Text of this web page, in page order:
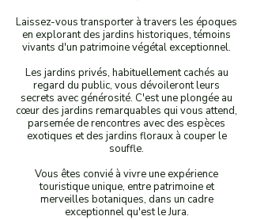
Laissez-vous transporter à travers les époques
en explorant des jardins historiques, témoins
vivants d'un patrimoine végétal exceptionnel.
Les jardins privés, habituellement cachés au
regard du public, vous dévoileront leurs
secrets avec générosité. C'est une plongée au
cœur des jardins remarquables qui vous attend,
parsemée de rencontres avec des espèces
exotiques et des jardins floraux à couper le
souffle.
Vous êtes convié à vivre une expérience
touristique unique, entre patrimoine et
merveilles botaniques, dans un cadre
exceptionnel qu'est le Jura.